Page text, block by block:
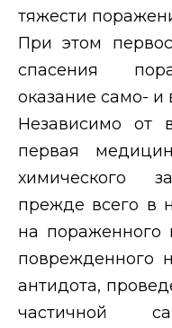
тяжести
При этом
спасения
оказание само-
Независимо от
первая
химического
прежде всего в
на пораженного
поврежденного
антидота,
частичной